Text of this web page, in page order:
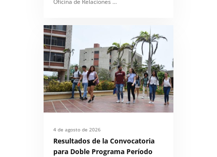
4 de agosto de 2026
Resultados de la Convocatoria
para Doble Programa Período